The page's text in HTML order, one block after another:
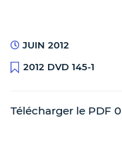
JUIN 2012
2012 DVD 145-1
Télécharger le PDF 0